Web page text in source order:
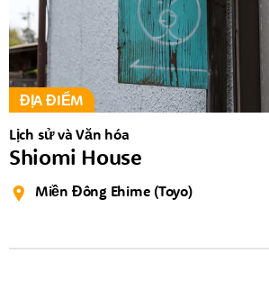
ĐỊA ĐIỂM
Lịch sử và Văn hóa
Shiomi House
Miền Đông Ehime (Toyo)